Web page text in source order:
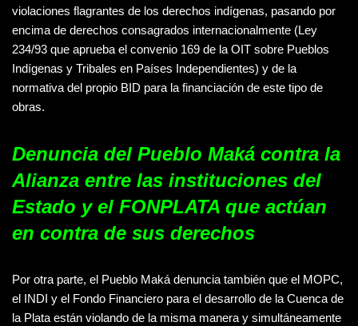
violaciones flagrantes de los derechos indígenas, pasando por
encima de derechos consagrados internacionalmente (Ley
234/93 que aprueba el convenio 169 de la OIT sobre Pueblos
Indígenas y Tribales en Países Independientes) y de la
normativa del propio BID para la financiación de este tipo de
obras.
Denuncia del Pueblo Maká contra la
Alianza entre las instituciones del
Estado y el FONPLATA que actúan
en contra de sus derechos
Por otra parte, el Pueblo Maká denuncia también que el MOPC,
el INDI y el Fondo Financiero para el desarrollo de la Cuenca de
la Plata están violando de la misma manera y simultáneamente